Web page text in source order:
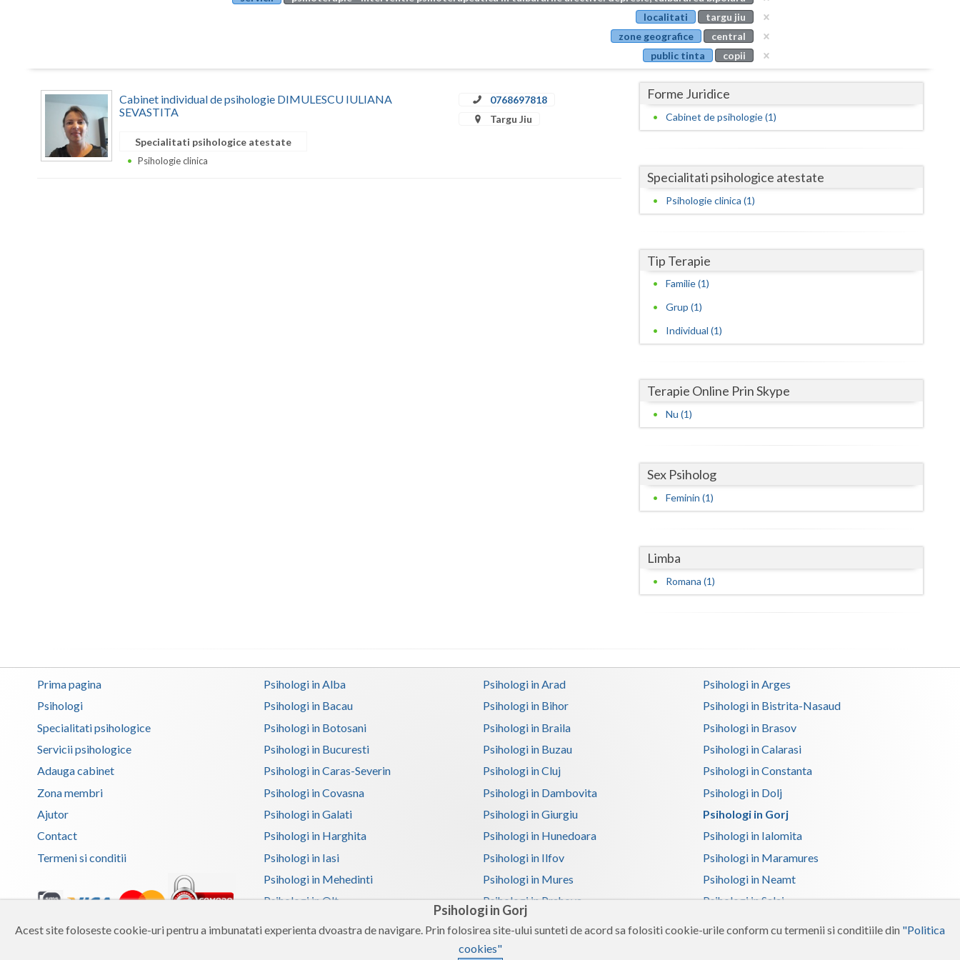
Psihologi in Gorj
Acest site foloseste cookie-uri pentru a imbunatati experienta dvoastra de navigare. Prin folosirea site-ului sunteti de acord sa folositi cookie-urile conform cu termenii si conditiile din "Politica
cookies"
Buzau
Calarasi
Caras-Severin
Constanta
Dambovita
Dolj
Ialomita
Maramures
Satu-Mare
Sibiu
Suceava
Teleorman
Timis
Tulcea
Valcea
Vaslui
Vrancea
localitati
targu jiu
zone geografice
central
public tinta
copii
Cabinet individual de psihologie DIMULESCU IULIANA
SEVASTITA
0768697818
Targu Jiu
Specialitati psihologice atestate
Psihologie clinica
Forme Juridice
Cabinet de psihologie (1)
Specialitati psihologice atestate
Psihologie clinica (1)
Tip Terapie
Familie (1)
Grup (1)
Individual (1)
Terapie Online Prin Skype
Nu (1)
Sex Psiholog
Feminin (1)
Limba
Romana (1)
Prima pagina
Psihologi
Specialitati psihologice
Servicii psihologice
Adauga cabinet
Zona membri
Ajutor
Contact
Termeni si conditii
Copyright 2026 Reframing SRL
Psihologi in Alba Psihologi in Arad
Psihologi in Arges
Psihologi in Bacau
Psihologi in Bihor
Psihologi in Bistrita-Nasaud
Psihologi in Botosani
Psihologi in Braila
Psihologi in Brasov
Psihologi in Bucuresti
Psihologi in Buzau
Psihologi in Calarasi
Psihologi in Caras-Severin
Psihologi in Cluj
Psihologi in Constanta
Psihologi in Covasna
Psihologi in Dambovita
Psihologi in Dolj
Psihologi in Galati
Psihologi in Giurgiu
Psihologi in Gorj
Psihologi in Harghita
Psihologi in Hunedoara
Psihologi in Ialomita
Psihologi in Iasi
Psihologi in Ilfov
Psihologi in Maramures
Psihologi in Mehedinti
Psihologi in Mures
Psihologi in Neamt
Psihologi in Olt
Psihologi in Prahova
Psihologi in Salaj
Psihologi in Timis